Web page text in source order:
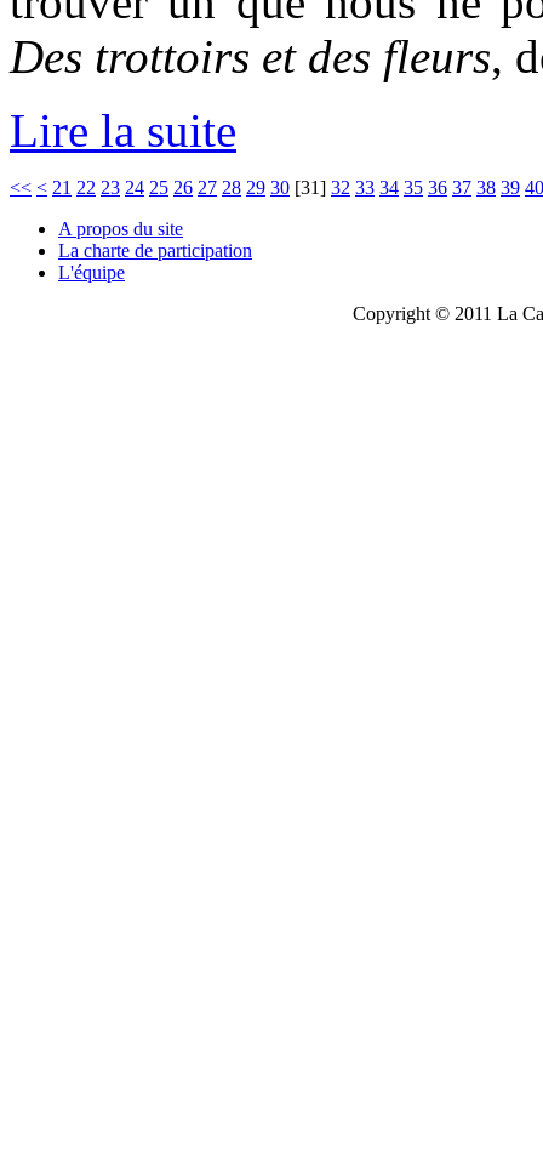
Des trottoirs et des fleurs,
Lire la suite
<< < 21 22 23 24 25 26 27 28 29 30 [31] 32 33 34 35 36 37 38 39 40
A propos du site
La charte de participation
L'équipe
Copyright © 2011 La